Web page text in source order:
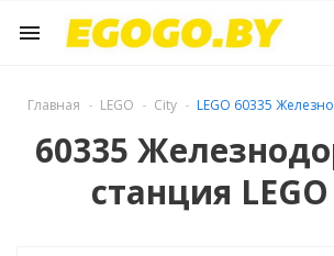
menu
Главная LEGO City LEGO 60335
60335
станция